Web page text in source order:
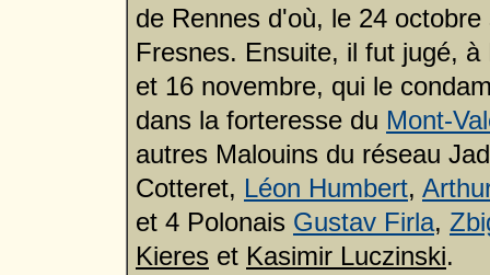
de Rennes d'où, le 24
Fresnes. Ensuite, il fut jugé,
et 16 novembre, qui le
dans la forteresse du Mont-
autres Malouins du réseau
Cotteret, Léon Humbert,
et 4 Polonais Gustav Firla,
Kieres et Kasimir Luczinski.